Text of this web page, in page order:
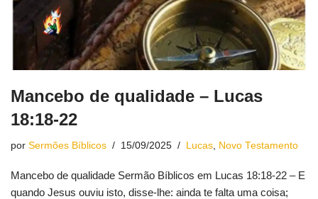
Mancebo de qualidade – Lucas
18:18-22
por Sermões Bíblicos 15/09/2025 Lucas Novo Testamento
Mancebo de qualidade Sermão Bíblicos em Lucas 18:18-22 – E
quando Jesus ouviu isto, disse-lhe: ainda te falta uma coisa;